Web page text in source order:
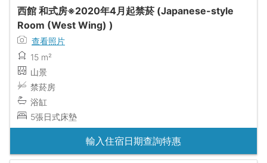
西館 和式房※2020年4月起禁菸 (Japanese-style
Room (West Wing) )
查看照片
15 m²
山景
禁菸房
浴缸
5張日式床墊
輸入住宿日期查詢特惠